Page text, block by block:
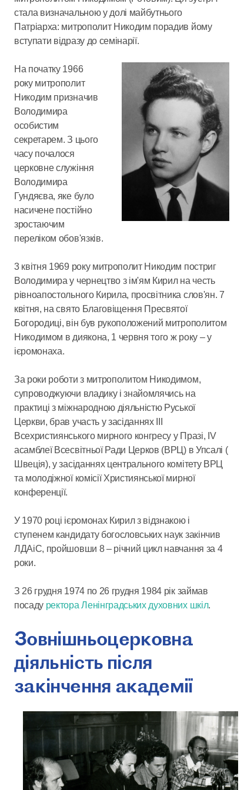
стала визначальною у долі майбутнього
Патріарха: митрополит Никодим порадив йому
вступати відразу до семінарії.
На початку 1966
року митрополит
Никодим призначив
Володимира
особистим
секретарем. З цього
часу почалося
церковне служіння
Володимира
Гундяєва, яке було
насичене постійно
зростаючим
переліком обов'язків.
3 квітня 1969 року митрополит Никодим постриг
Володимира у чернецтво з ім'ям Кирил на честь
рівноапостольного Кирила, просвітника слов'ян. 7
квітня, на свято Благовіщення Пресвятої
Богородиці, він був рукоположений митрополитом
Никодимом в диякона, 1 червня того ж року – у
ієромонаха.
За роки роботи з митрополитом Никодимом,
супроводжуючи владику і знайомлячись на
практиці з міжнародною діяльністю Руської
Церкви, брав участь у засіданнях ІІІ
Всехристиянського мирного конгресу у Празі, IV
асамблеї Всесвітньої Ради Церков (ВРЦ) в Упсалі (
Швеція), у засіданнях центрального комітету ВРЦ
та молодіжної комісії Християнської мирної
конференції.
У 1970 році ієромонах Кирил з відзнакою і
ступенем кандидату богословських наук закінчив
ЛДАіС, пройшовши 8 – річний цикл навчання за 4
роки.
З 26 грудня 1974 по 26 грудня 1984 рік займав
посаду ректора Ленінградських духовних шкіл.
Зовнішньоцерковна
діяльність після
закінчення академії